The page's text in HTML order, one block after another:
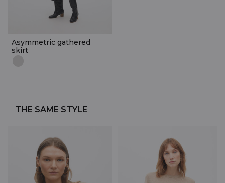
Asymmetric gathered
skirt
THE SAME STYLE